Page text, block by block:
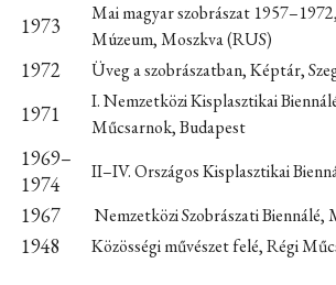
1973
Mai magyar szobrászat
Múzeum, Moszkva (RUS)
1972 Üveg a szobrászatban, Képtár,
1971
I. Nemzetközi Kisplasztikai
Műcsarnok, Budapest
1969–
1974
II–IV. Országos Kisplasztikai
1967 Nemzetközi Szobrászati
1948 Közösségi művészet felé, Régi